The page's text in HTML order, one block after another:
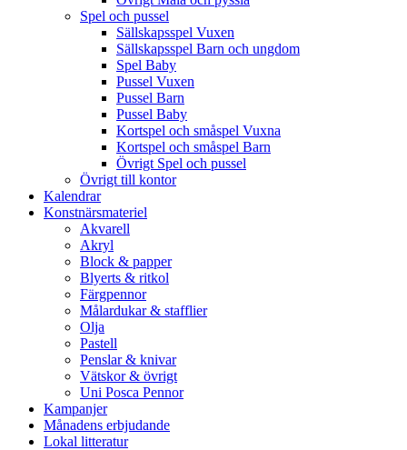
Spel och pussel
Sällskapsspel Vuxen
Sällskapsspel Barn och ungdom
Spel Baby
Pussel Vuxen
Pussel Barn
Pussel Baby
Kortspel och småspel Vuxna
Kortspel och småspel Barn
Övrigt Spel och pussel
Övrigt till kontor
Kalendrar
Konstnärsmateriel
Akvarell
Akryl
Block & papper
Blyerts & ritkol
Färgpennor
Målardukar & stafflier
Olja
Pastell
Penslar & knivar
Vätskor & övrigt
Uni Posca Pennor
Kampanjer
Månadens erbjudande
Lokal litteratur